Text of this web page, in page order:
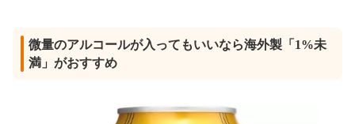
微量のアルコールが入ってもいいなら海外製「1%未
満」がおすすめ